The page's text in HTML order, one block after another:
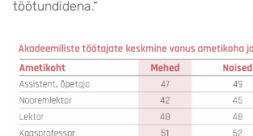
töötundidena.“